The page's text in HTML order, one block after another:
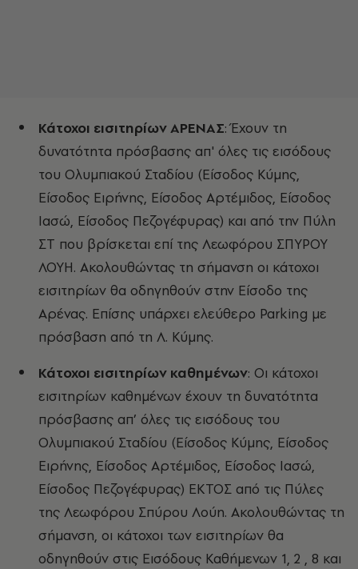
Κάτοχοι εισιτηρίων ΑΡΕΝΑΣ: Έχουν τη
δυνατότητα πρόσβασης απ' όλες τις εισόδους
του Ολυμπιακού Σταδίου (Είσοδος Κύμης,
Είσοδος Ειρήνης, Είσοδος Αρτέμιδος, Είσοδος
Ιασώ, Είσοδος Πεζογέφυρας) και από την Πύλη
ΣΤ που βρίσκεται επί της Λεωφόρου ΣΠΥΡΟΥ
ΛΟΥΗ. Ακολουθώντας τη σήμανση οι κάτοχοι
εισιτηρίων θα οδηγηθούν στην Είσοδο της
Αρένας. Επίσης υπάρχει ελεύθερο Parking με
πρόσβαση από τη Λ. Κύμης.
Κάτοχοι εισιτηρίων καθημένων: Οι κάτοχοι
εισιτηρίων καθημένων έχουν τη δυνατότητα
πρόσβασης απ’ όλες τις εισόδους του
Ολυμπιακού Σταδίου (Είσοδος Κύμης, Είσοδος
Ειρήνης, Είσοδος Αρτέμιδος, Είσοδος Ιασώ,
Είσοδος Πεζογέφυρας) ΕΚΤΟΣ από τις Πύλες
της Λεωφόρου Σπύρου Λούη. Ακολουθώντας τη
σήμανση, οι κάτοχοι των εισιτηρίων θα
οδηγηθούν στις Εισόδους Καθήμενων 1, 2 , 8 και